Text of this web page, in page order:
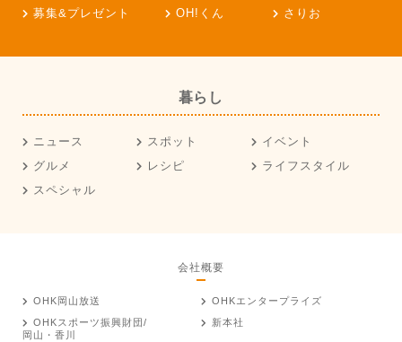
募集&プレゼント
OH!くん さりお
暮らし
ニュース スポット
イベント
グルメ
レシピ
ライフスタイル
スペシャル
会社概要
OHK岡山放送
OHKエンタープライズ
OHKスポーツ振興財団/
岡山・香川
新本社